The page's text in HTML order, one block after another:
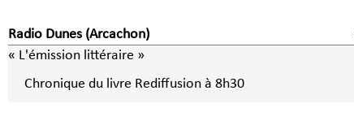
Radio Dunes (Arcachon)
« L'émission littéraire »
Chronique du livre Rediffusion à 8h30